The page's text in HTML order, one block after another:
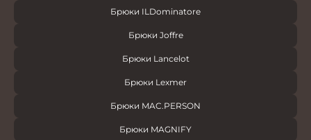
Брюки ILDominatore
Брюки Joffre
Брюки Lancelot
Брюки Lexmer
Брюки MAC.PERSON
Брюки MAGNIFY